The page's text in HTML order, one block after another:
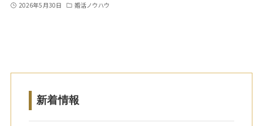
2026年5月30日 婚活ノウハウ
新着情報